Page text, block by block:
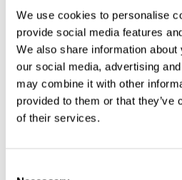
We use cookies to personalise
provide social media features
We also share information
our social media, advertising
may combine it with other
provided to them or that they’ve
of their services.
NO­PEAT JA
ASE­TEL­MAT
Saat teh­tyä no­peas­ti